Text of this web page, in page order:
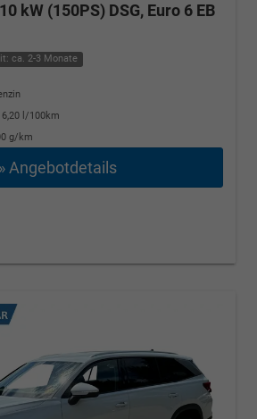
kW (150PS) DSG, Euro 6 EB
ca. 2-3 Monate
6,20 l/100km
g/km
» Angebotdetails